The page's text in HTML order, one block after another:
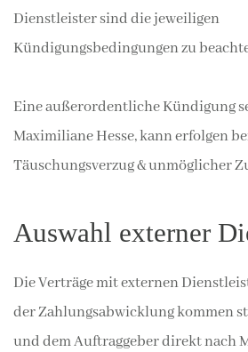
Dienstleister sind die jeweiligen
Kündigungsbedingungen zu
Eine außerordentliche Kündigung
Maximiliane Hesse, kann erfolgen
Täuschungsverzug & unmöglicher
Auswahl externer
Die Verträge mit externen
der Zahlungsabwicklung kommen
und dem Auftraggeber direkt nach